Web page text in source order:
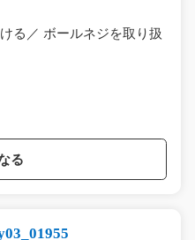
る／ ボールネジを取り扱
る